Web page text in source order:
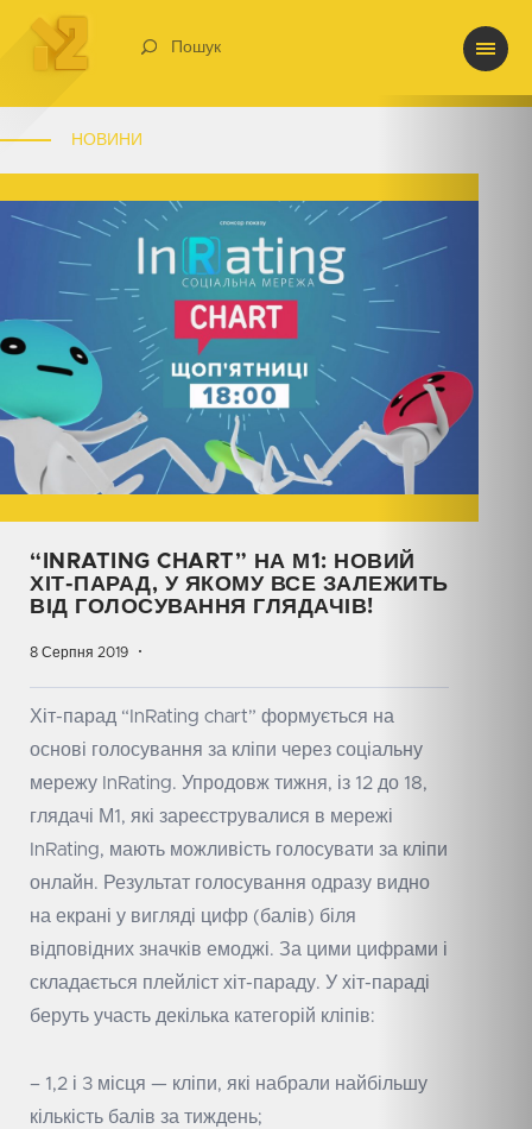
Пошук
НОВИНИ
“INRATING CHART” НА М1: НОВИЙ
ХІТ-ПАРАД, У ЯКОМУ ВСЕ ЗАЛЕЖИТЬ
ВІД ГОЛОСУВАННЯ ГЛЯДАЧІВ!
8 Серпня 2019
Хіт-парад “InRating chart” формується на
основі голосування за кліпи через соціальну
мережу InRating. Упродовж тижня, із 12 до 18,
глядачі М1, які зареєструвалися в мережі
InRating, мають можливість голосувати за кліпи
онлайн. Результат голосування одразу видно
на екрані у вигляді цифр (балів) біля
відповідних значків емоджі. За цими цифрами і
складається плейліст хіт-параду. У хіт-параді
беруть участь декілька категорій кліпів:
– 1,2 і 3 місця — кліпи, які набрали найбільшу
кількість балів за тиждень;